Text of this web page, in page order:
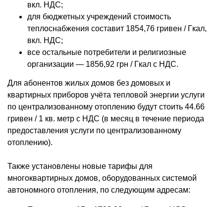
вкл. НДС;
для бюджетных учреждений стоимость
теплоснабжения составит 1854,76 гривен / Гкал,
вкл. НДС;
все остальные потребители и религиозные
организации — 1856,92 грн / Гкал с НДС.
Для абонентов жилых домов без домовых и
квартирных приборов учёта тепловой энергии услуги
по централизованному отоплению будут стоить 44.66
гривен / 1 кв. метр с НДС (в месяц в течение периода
предоставления услуги по централизованному
отоплению).
Также установлены новые тарифы для
многоквартирных домов, оборудованных системой
автономного отопления, по следующим адресам: